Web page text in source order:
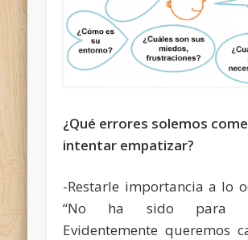
¿Qué errores solemos
intentar empatizar?
-Restarle importancia a lo
“No ha sido para
Evidentemente queremos